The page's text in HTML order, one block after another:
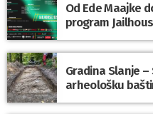
Od Ede Maajke
program
Gradina Slanje
arheološku